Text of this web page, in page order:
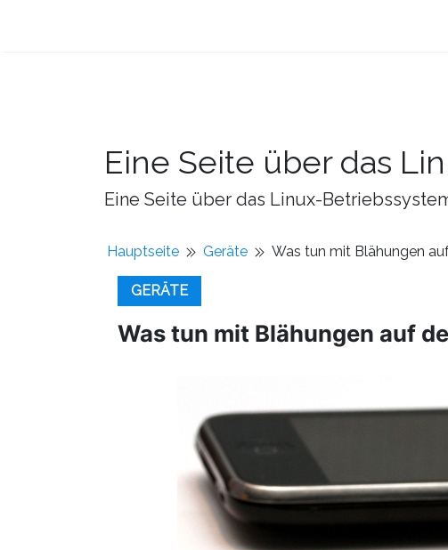
Eine Seite über das
Eine Seite über das Linux-
Hauptseite Geräte Was tun mit Blähungen
GERÄTE
Was tun mit Blähungen auf